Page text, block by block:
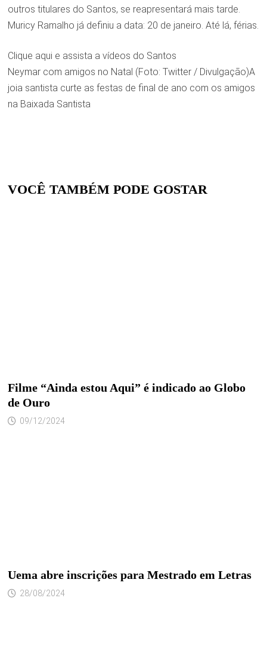
outros titulares do Santos, se reapresentará mais tarde.
Muricy Ramalho já definiu a data: 20 de janeiro. Até lá, férias.
Clique aqui e assista a vídeos do Santos
Neymar com amigos no Natal (Foto: Twitter / Divulgação)A
joia santista curte as festas de final de ano com os amigos
na Baixada Santista
VOCÊ TAMBÉM PODE GOSTAR
Filme “Ainda estou Aqui” é indicado ao Globo
de Ouro
09/12/2024
Uema abre inscrições para Mestrado em Letras
28/08/2024